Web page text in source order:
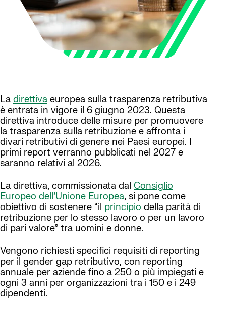
La direttiva europea sulla trasparenza retributiva
è entrata in vigore il 6 giugno 2023. Questa
direttiva introduce delle misure per promuovere
la trasparenza sulla retribuzione e affronta i
divari retributivi di genere nei Paesi europei. I
primi report verranno pubblicati nel 2027 e
saranno relativi al 2026.
La direttiva, commissionata dal Consiglio
Europeo dell’Unione Europea, si pone come
obiettivo di sostenere “il principio della parità di
retribuzione per lo stesso lavoro o per un lavoro
di pari valore” tra uomini e donne.
Vengono richiesti specifici requisiti di reporting
per il gender gap retributivo, con reporting
annuale per aziende fino a 250 o più impiegati e
ogni 3 anni per organizzazioni tra i 150 e i 249
dipendenti.